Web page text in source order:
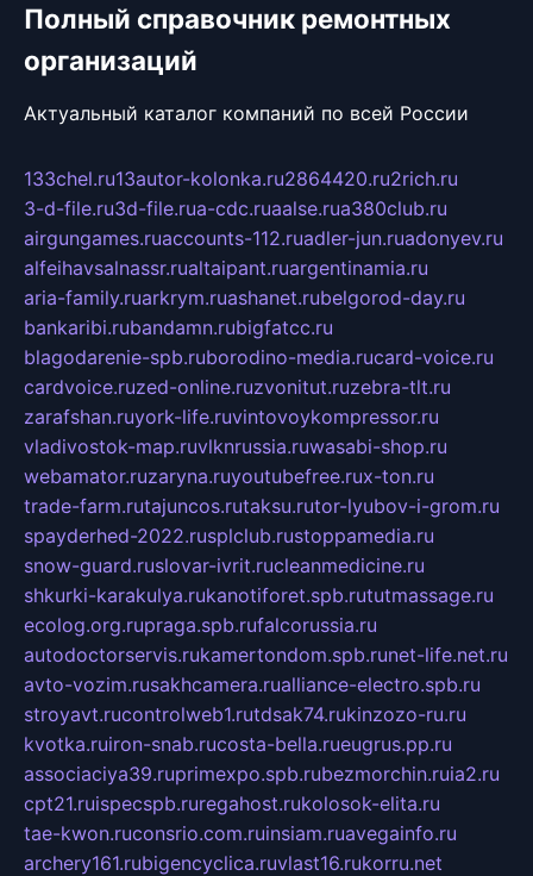
Полный справочник ремонтных
организаций
Актуальный каталог компаний по всей России
133chel.ru13autor-kolonka.ru2864420.ru2rich.ru
3-d-file.ru3d-file.rua-cdc.ruaalse.rua380club.ru
airgungames.ruaccounts-112.ruadler-jun.ruadonyev.ru
alfeihavsalnassr.rualtaipant.ruargentinamia.ru
aria-family.ruarkrym.ruashanet.rubelgorod-day.ru
bankaribi.rubandamn.rubigfatcc.ru
blagodarenie-spb.ruborodino-media.rucard-voice.ru
cardvoice.ruzed-online.ruzvonitut.ruzebra-tlt.ru
zarafshan.ruyork-life.ruvintovoykompressor.ru
vladivostok-map.ruvlknrussia.ruwasabi-shop.ru
webamator.ruzaryna.ruyoutubefree.rux-ton.ru
trade-farm.rutajuncos.rutaksu.rutor-lyubov-i-grom.ru
spayderhed-2022.rusplclub.rustoppamedia.ru
snow-guard.ruslovar-ivrit.rucleanmedicine.ru
shkurki-karakulya.rukanotiforet.spb.rututmassage.ru
ecolog.org.rupraga.spb.rufalcorussia.ru
autodoctorservis.rukamertondom.spb.runet-life.net.ru
avto-vozim.rusakhcamera.rualliance-electro.spb.ru
stroyavt.rucontrolweb1.rutdsak74.rukinzozo-ru.ru
kvotka.ruiron-snab.rucosta-bella.rueugrus.pp.ru
associaciya39.ruprimexpo.spb.rubezmorchin.ruia2.ru
cpt21.ruispecspb.ruregahost.rukolosok-elita.ru
tae-kwon.ruconsrio.com.ruinsiam.ruavegainfo.ru
archery161.rubigencyclica.ruvlast16.rukorru.net